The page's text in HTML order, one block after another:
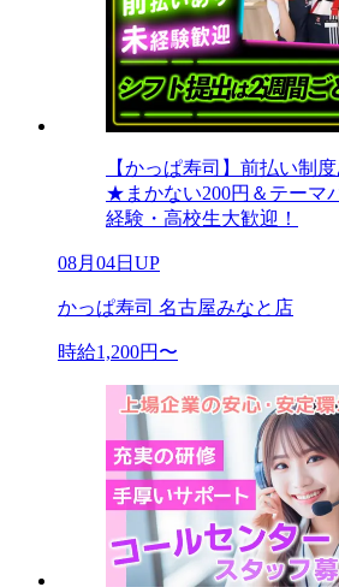
【かっぱ寿司】前払い制
★まかない200円＆テーマ
経験・高校生大歓迎！
08月04日UP
かっぱ寿司 名古屋みなと店
時給1,200円〜